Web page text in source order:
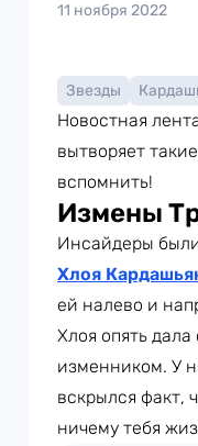
11 ноября 2022
Звезды
Новостная
вытворяет
вспомнить!
Измены
Инсайдеры
Хлоя
ей налево и
Хлоя опять
изменником. У
вскрылся факт,
ничему тебя